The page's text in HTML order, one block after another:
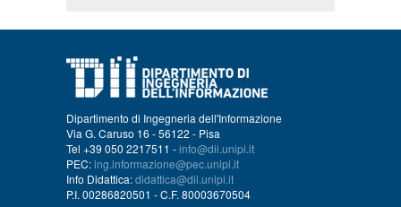
Dipartimento di Ingegneria dell'Informazione
Via G. Caruso 16 - 56122 - Pisa
Tel +39 050 2217511 -info@dii.unipi.it
PEC:ing.informazione@pec.unipi.it
Info Didattica:didattica@dii.unipi.it
P.I. 00286820501 - C.F. 80003670504